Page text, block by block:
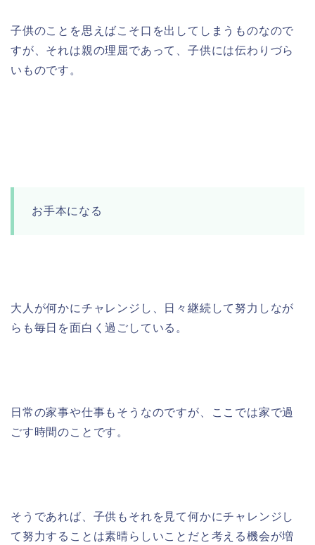
子供のことを思えばこそ口を出してしまうものなので
すが、それは親の理屈であって、子供には伝わりづら
いものです。
お手本になる
大人が何かにチャレンジし、日々継続して努力しなが
らも毎日を面白く過ごしている。
日常の家事や仕事もそうなのですが、ここでは家で過
ごす時間のことです。
そうであれば、子供もそれを見て何かにチャレンジし
て努力することは素晴らしいことだと考える機会が増